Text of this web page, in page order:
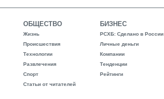
ОБЩЕСТВО
Жизнь
Происшествия
Технологии
Развлечения
Спорт
Статьи от читателей
БИЗНЕС
РСХБ: Сделано в России
Личные деньги
Компании
Тенденции
Рейтинги